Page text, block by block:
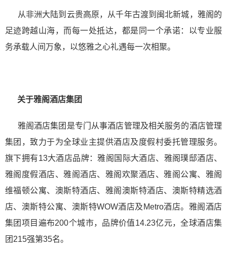
从非洲大陆到云贵高原，从千年古渡到闽北新城，雅阁的
足迹跨越山海，而每一处抵达，都是同一个承诺：以专业服
务承载人间万象，以悠雅之心礼遇每一次相聚。
关于雅阁酒店集团
雅阁酒店集团是专门从事酒店管理及相关服务的酒店管理
集团，致力于为全球业主提供酒店及度假村委托管理服务。
旗下拥有13大酒店品牌：雅阁国际大酒店、雅阁璞邸酒店、
雅阁度假酒店、雅阁酒店、雅阁欢聚酒店、雅阁公寓、雅阁
维福顿公寓、澳斯特酒店、雅阁澳斯特酒店、澳斯特精选酒
店、澳斯特公寓、澳斯特WOW酒店及Metro酒店。雅阁酒店
集团项目遍布200个城市，品牌价值14.23亿元，全球酒店集
团215强第35名。